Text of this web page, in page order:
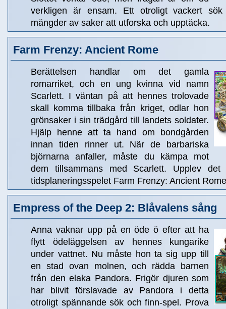
verkligen är ensam. Ett otroligt vackert
mängder av saker att utforska och upptäcka.
Farm Frenzy: Ancient Rome
Berättelsen handlar om det gamla
romarriket, och en ung kvinna vid namn
Scarlett. I väntan på att hennes trolovade
skall komma tillbaka från kriget, odlar hon
grönsaker i sin trädgård till landets soldater.
Hjälp henne att ta hand om bondgården
innan tiden rinner ut. När de barbariska
björnarna anfaller, måste du kämpa mot
dem tillsammans med Scarlett. Upplev
tidsplaneringsspelet Farm Frenzy: Ancient
Empress of the Deep 2: Blåvalens sång
Anna vaknar upp på en öde ö efter att ha
flytt ödeläggelsen av hennes kungarike
under vattnet. Nu måste hon ta sig upp till
en stad ovan molnen, och rädda barnen
från den elaka Pandora. Frigör djuren som
har blivit förslavade av Pandora i detta
otroligt spännande sök och finn-spel. Prova